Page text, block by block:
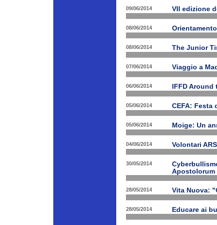
09/06/2014 VII edizione
08/06/2014
08/06/2014 The Junior
07/06/2014 Viaggio a
06/06/2014 IFFD
05/06/2014 CEFA: Festa
05/06/2014 Moige: Un
04/06/2014 Volontari
30/05/2014
Apostolorum
28/05/2014 Vita Nuova:
28/05/2014 Educare ai